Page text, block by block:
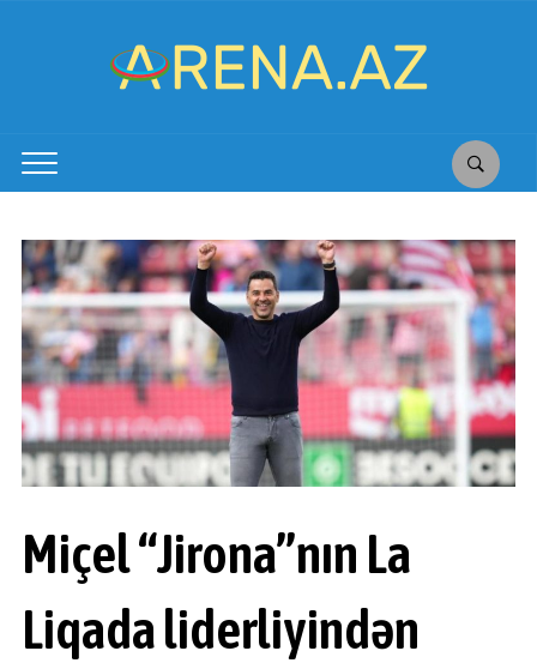
Miçel “Jirona”nın La
Liqada liderliyindən